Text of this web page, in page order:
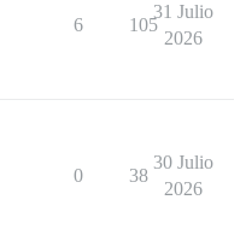
6 105
31 Julio
2026
0 38
30 Julio
2026